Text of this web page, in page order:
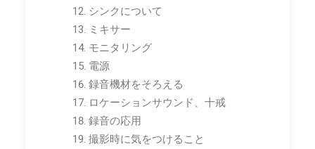
シンクについて
ミキサー
モニタリング
電源
録音機材をそろえる
ロケーションサウンド、十戒
録音の応用
撮影時に気をつけること